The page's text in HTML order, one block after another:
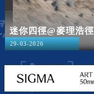
迷你四徑@麥理浩徑
29-03-2026